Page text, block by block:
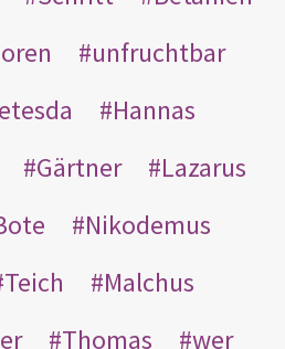
unfruchtbar
Hannas
Gärtner
Lazarus
Nikodemus
Teich
Malchus
Thomas
wer